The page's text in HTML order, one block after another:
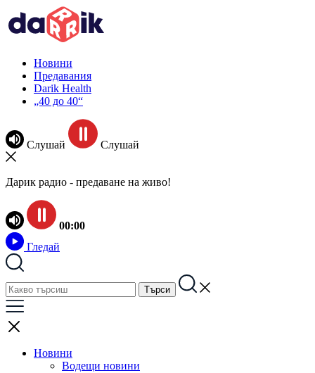
Новини
Предавания
Darik Health
„40 до 40“
Слушай Слушай
Дарик радио - предаване на живо!
00:00
Гледай
Новини
Водещи новини